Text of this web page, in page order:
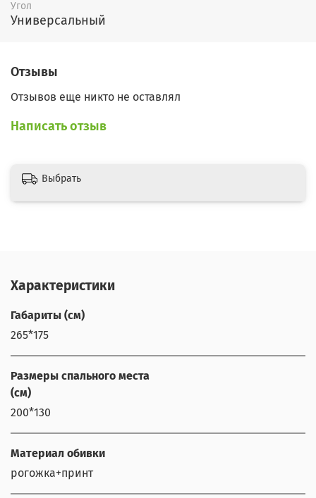
Угол
Универсальный
Отзывы
Отзывов еще никто не оставлял
Написать отзыв
Выбрать
Характеристики
Габариты (см)
265*175
Размеры спального места
(см)
200*130
Материал обивки
рогожка+принт